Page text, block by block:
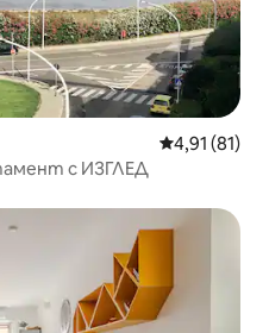
Средна
4,91 (81)
с ИЗГЛЕД